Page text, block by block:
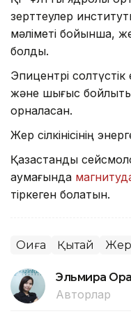
зерттеулер
мәліметі бойынша,
болды.
Эпицентрі
және шығыс
орналасқан.
Жер сілкінісінің
Қазақстандық
аумағында
тіркеген болатын.
Оқиға Қытай Жер
Эльмира
Авторлар